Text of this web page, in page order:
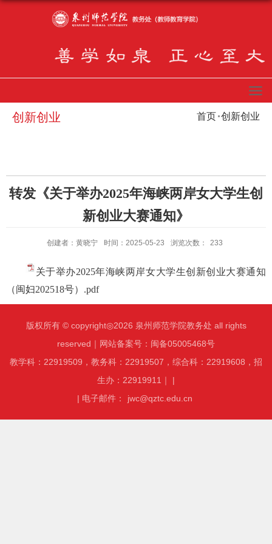
首页 创新创业
创新创业
转发《关于举办2025年海峡两岸女大学生创
新创业大赛通知》
创建者：黄晓宁 时间：2025-05-23 浏览次数： 233
关于举办2025年海峡两岸女大学生创新创业大赛通知
（闽妇202518号）.pdf
版权所有 © copyright◎2026 泉州师范学院教务处 all rights
reserved｜网站备案号：闽备05005468号
教学科：22919509，教务科：22919507，综合科：22919608，招
生办：22919911｜ |
| 电子邮件：
jwc@qztc.edu.cn